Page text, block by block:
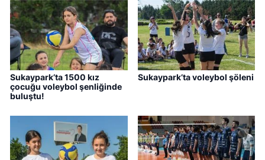
Sukaypark’ta 1500 kız
çocuğu voleybol şenliğinde
buluştu!
Sukaypark’ta voleybol şöleni